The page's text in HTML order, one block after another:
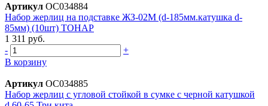
Артикул ОС034884
Набор жерлиц на подставке ЖЗ-02М (d-185мм.катушка d-
85мм) (10шт) ТОНАР
1 311 руб.
-
+
В корзину
Артикул ОС034885
Набор жерлиц с угловой стойкой в сумке с черной катушкой